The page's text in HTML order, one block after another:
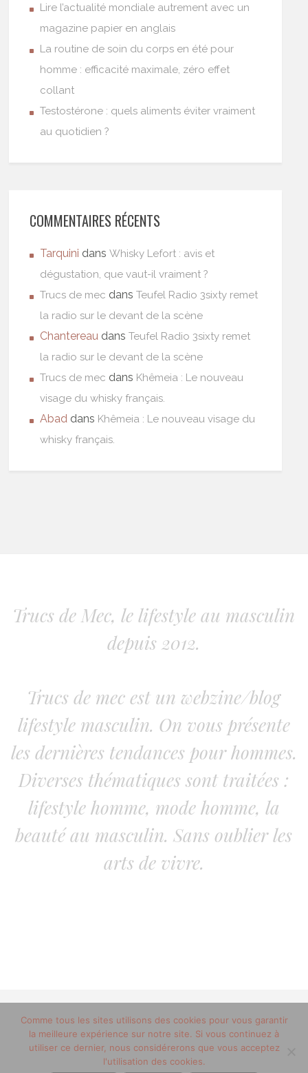
Lire l’actualité mondiale autrement avec un
magazine papier en anglais
La routine de soin du corps en été pour
homme : efficacité maximale, zéro effet
collant
Testostérone : quels aliments éviter vraiment
au quotidien ?
COMMENTAIRES RÉCENTS
Tarquini dansWhisky Lefort : avis et
dégustation, que vaut-il vraiment ?
Trucs de mec dansTeufel Radio 3sixty remet
la radio sur le devant de la scène
Chantereau dansTeufel Radio 3sixty remet
la radio sur le devant de la scène
Trucs de mec dans Khêmeia : Le nouveau
visage du whisky français.
Abad dans Khêmeia : Le nouveau visage du
whisky français.
Trucs de Mec, le lifestyle au masculin
depuis 2012.
Trucs de mec est un webzine/blog
lifestyle masculin. On vous présente
les dernières tendances pour hommes.
Diverses thématiques sont traitées :
lifestyle homme, mode homme, la
beauté au masculin. Sans oublier les
arts de vivre.
© 2012-2020 copyright trucsdemec.fr - blog lifestyle
masculin/Tous droits réservés
Mentions Légales
Comme tous les sites utilisons des cookies pour vous garantir
la meilleure expérience sur notre site. Si vous continuez à
utiliser ce dernier, nous considérerons que vous acceptez
l'utilisation des cookies.